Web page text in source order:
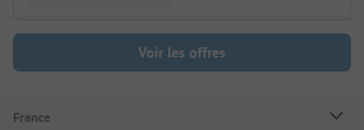
Voir les offres
France